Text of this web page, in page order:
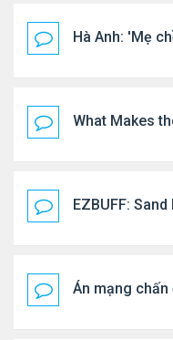
Hà Anh: 'Mẹ
What Makes
EZBUFF:
Án mạng